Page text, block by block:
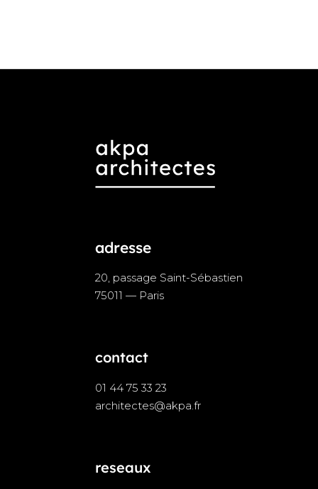
adresse
20, passage Saint-Sébastien
75011 — Paris
contact
01 44 75 33 23
architectes@akpa.fr
reseaux